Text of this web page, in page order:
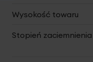
Wysokość towaru
Stopień zaciemnienia